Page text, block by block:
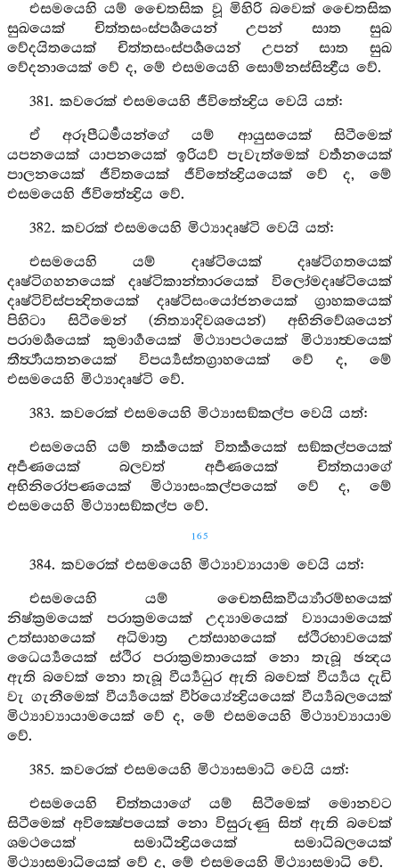
එසමයෙහි යම් චෛතසික වූ මිහිරි බවෙක් චෛතසික
සුඛයෙක් චිත්තසංස්පර්‍ශයෙන් උපන් සාත සුඛ
වේදයිතයෙක් චිත්තසංස්පර්‍ශයෙන් උපන් සාත සුඛ
වේදනායෙක් වේ ද, මේ එසමයෙහි සොම්නස්සින්‍ද්‍රීය වේ.
381. කවරෙක් එසමයෙහි ජීවිතේන්‍ද්‍රිය වෙයි යත්:
ඒ අරූපීධර්‍මයන්ගේ යම් ආයුසයෙක් සිටීමෙක්
යපනයෙක් යාපනයෙක් ඉරියව් පැවැත්මෙක් වර්‍තනයෙක්
පාලනයෙක් ජීවිතයෙක් ජීවිතේන්‍ද්‍රියයෙක් වේ ද, මේ
එසමයෙහි ජීවිතේන්‍ද්‍රිය වේ.
382. කවරක් එසමයෙහි මිථ්‍යාදෘෂ්ටි වෙයි යත්:
එසමයෙහි යම් දෘෂ්ටියෙක් දෘෂ්ටිගතයෙක්
දෘෂ්ටිගහනයෙක් දෘෂ්ටිකාන්තාරයෙක් විලෝමදෘෂ්ටියෙක්
දෘෂ්ටිවිස්පන්‍දිතයෙක් දෘෂ්ටිසංයෝජනයෙක් ග්‍රාහකයෙක්
පිහිටා සිටීමෙන් (නිත්‍යාදිවශයෙන්) අභිනිවේශයෙන්
පරාමර්‍ශයෙක් කුමාර්‍ගයෙක් මිථ්‍යාපථයෙක් මිථ්‍යාත්‍වයෙක්
තීර්‍ත්‍ථායතනයෙක් විපර්‍ය්‍යස්තග්‍රාහයෙක් වේ ද, මේ
එසමයෙහි මිථ්‍යාදෘෂ්ටි වේ.
383. කවරෙක් එසමයෙහි මිථ්‍යාසඞ්කල්ප වෙයි යත්:
එසමයෙහි යම් තර්‍කයෙක් විතර්‍කයෙක් සඞ්කල්පයෙක්
අර්‍පණයෙක් බලවත් අර්‍පණයෙක් චිත්තයාගේ
අභිනිරෝපණයෙක් මිථ්‍යාසංකල්පයෙක් වේ ද, මේ
එසමයෙහි මිථ්‍යාසඞ්කල්ප වේ.
165
384. කවරෙක් එසමයෙහි මිථ්‍යාව්‍යායාම වෙයි යත්:
එසමයෙහි යම් චෛතසිකවීර්‍ය්‍යාරම්භයෙක්
නිෂ්ක්‍රමයෙක් පරාක්‍රමයෙක් උද්‍යාමයෙක් ව්‍යායාමයෙක්
උත්සාහයෙක් අධිමාත්‍ර උත්සාහයෙක් ස්ථිරභාවයෙක්
ධෛර්‍ය්‍යයෙක් ස්ථිර පරාක්‍රමතායෙක් නො තැබූ ඡන්‍දය
ඇති බවෙක් නො තැබූ වීර්‍ය්‍යධුර ඇති බවෙක් වීර්‍ය්‍යය දැඩි
වැ ගැනීමෙක් වීර්‍ය්‍යයෙක් වීර්ය්‍යේන්‍ද්‍රියයෙක් වීර්‍ය්‍යබලයෙක්
මිථ්‍යාව්‍යායාමයෙක් වේ ද, මේ එසමයෙහි මිථ්‍යාව්‍යායාම
වේ.
385. කවරෙක් එසමයෙහි මිථ්‍යාසමාධි වෙයි යත්:
එසමයෙහි චිත්තයාගේ යම් සිටීමෙක් මොනවට
සිටීමෙක් අවික්‍ෂේපයෙක් නො විසුරුණු සිත් ඇති බවෙක්
ශමථයෙක් සමාධීන්‍ද්‍රියයෙක් සමාධිබලයෙක්
මිථ්‍යාසමාධියෙක් වේ ද, මේ එසමයෙහි මිථ්‍යාසමාධි වේ.